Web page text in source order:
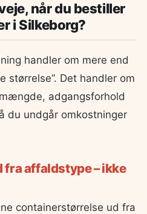
når du bestiller
i Silkeborg?
handler om mere end
størrelse”. Det handler om
adgangsforhold
du undgår omkostninger
affaldstype – ikke
containerstørrelse ud fra